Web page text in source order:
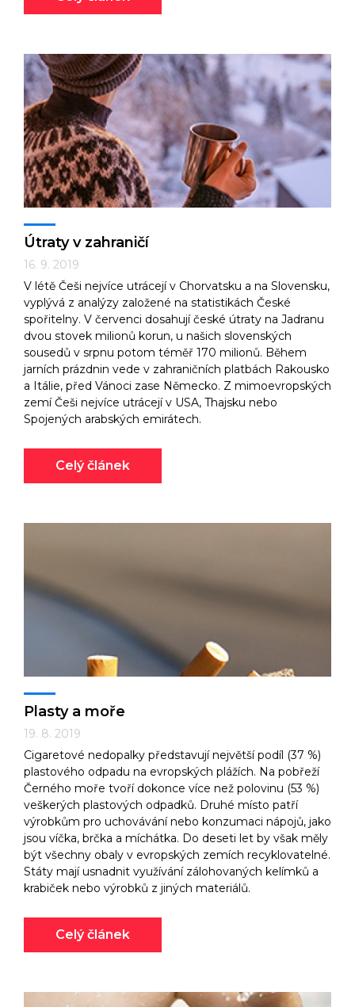
Útraty v zahraničí
16. 9. 2019
V létě Češi nejvíce utrácejí v Chorvatsku a na Slovensku,
vyplývá z analýzy založené na statistikách České
spořitelny. V červenci dosahují české útraty na Jadranu
dvou stovek milionů korun, u našich slovenských
sousedů v srpnu potom téměř 170 milionů. Během
jarních prázdnin vede v zahraničních platbách Rakousko
a Itálie, před Vánoci zase Německo. Z mimoevropských
zemí Češi nejvíce utrácejí v USA, Thajsku nebo
Spojených arabských emirátech.
Celý článek
Plasty a moře
19. 8. 2019
Cigaretové nedopalky představují největší podíl (37 %)
plastového odpadu na evropských plážích. Na pobřeží
Černého moře tvoří dokonce více než polovinu (53 %)
veškerých plastových odpadků. Druhé místo patří
výrobkům pro uchovávání nebo konzumaci nápojů, jako
jsou víčka, brčka a míchátka. Do deseti let by však měly
být všechny obaly v evropských zemích recyklovatelné.
Státy mají usnadnit využívání zálohovaných kelímků a
krabiček nebo výrobků z jiných materiálů.
Celý článek